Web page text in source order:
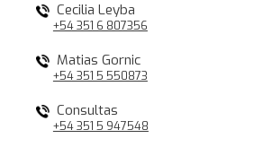
Cecilia Leyba
+54 351 6 807356
Matias Gornic
+54 351 5 550873
Consultas
+54 351 5 947548